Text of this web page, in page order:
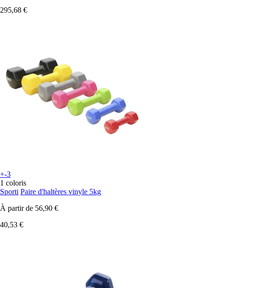
295,68 €
+-3
1 coloris
Sporti Paire d'haltères vinyle 5kg
À partir de 56,90 €
40,53 €